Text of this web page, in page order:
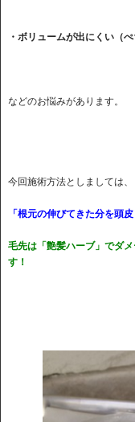
・ボリュームが出にくい（
などのお悩みがあります。
今回施術方法としましては、
「根元の伸びてきた分を頭
毛先は「艶髪ハーブ」でダ
す！